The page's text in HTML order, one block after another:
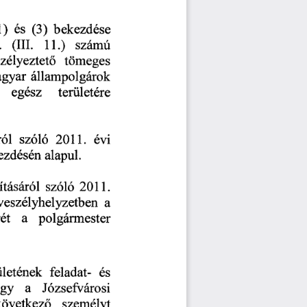
és (3) bekezdése
(III. 11.)
számú
ő tömeges
állampolgárok
egész
területére
szóló 2011.
évi
alapul.
szóló 2011.
a
a
polgármester
feladat- és
a
Józsefvárosi
személyt